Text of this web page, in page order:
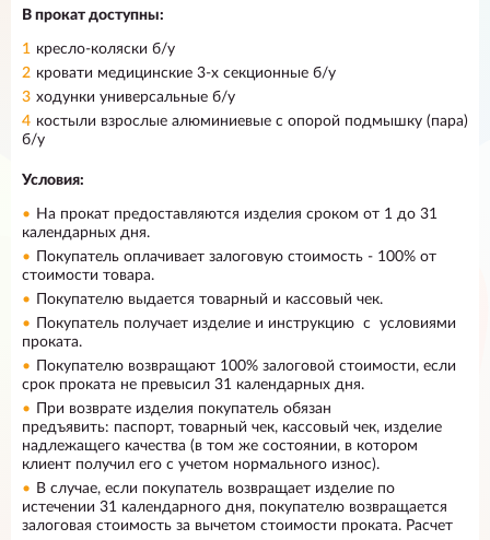
В прокат доступны:
кресло-коляски б/у
кровати медицинские 3-х секционные б/у
ходунки универсальные б/у
костыли взрослые алюминиевые с опорой подмышку (пара)
б/у
Условия:
На прокат предоставляются изделия сроком от 1 до 31
календарных дня.
Покупатель оплачивает залоговую стоимость - 100% от
стоимости товара.
Покупателю выдается товарный и кассовый чек.
Покупатель получает изделие и инструкцию с условиями
проката.
Покупателю возвращают 100% залоговой стоимости, если
срок проката не превысил 31 календарных дня.
При возврате изделия покупатель обязан
предъявить: паспорт, товарный чек, кассовый чек, изделие
надлежащего качества (в том же состоянии, в котором
клиент получил его с учетом нормального износ).
В случае, если покупатель возвращает изделие по
истечении 31 календарного дня, покупателю возвращается
залоговая стоимость за вычетом стоимости проката. Расчет